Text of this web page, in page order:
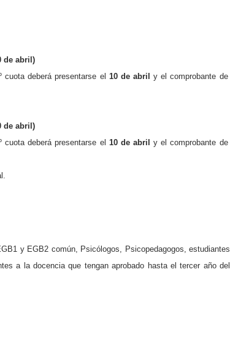
de abril)
cuota deberá presentarse el 10 de abrily el comprobante de
de abril)
cuota deberá presentarse el 10 de abrily el comprobante de
y EGB2 común, Psicólogos, Psicopedagogos, estudiantes
a la docencia que tengan aprobado hasta el tercer año del